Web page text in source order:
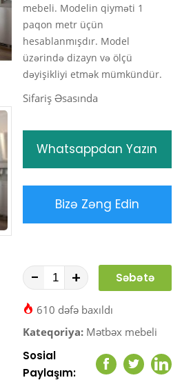
mebeli. Modelin qiyməti 1
paqon metr üçün
hesablanmışdır. Model
üzərində dizayn və ölçü
dəyişikliyi etmək mümkündür.
Sifariş Əsasında
Whatsappdan Yazın
Bizə Zəng Edin
- +
Səbətə
610 dəfə baxıldı
Kateqoriya: Mətbəx mebeli
Sosial
Paylaşım:
Facebook
Twitter